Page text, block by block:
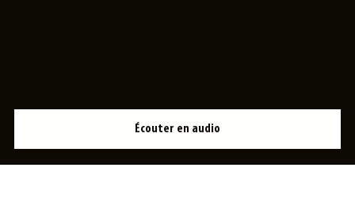
Écouter en audio